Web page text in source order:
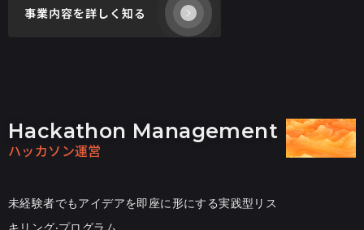
事業内容を詳しく知る
Hackathon Management
ハッカソン運営
未経験者でもアイデアを即座に形にする実践型リス
キリング‧プログラム